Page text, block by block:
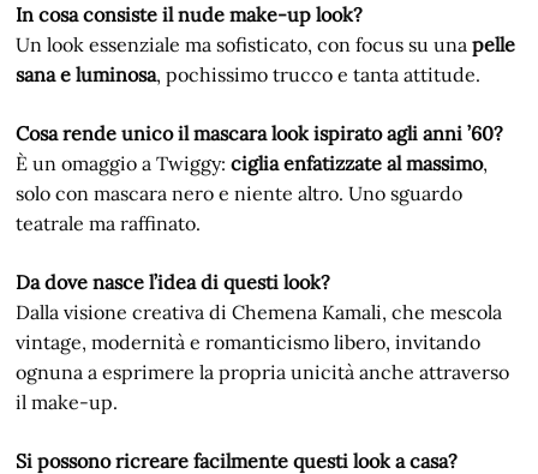
In cosa consiste il nude make-up look?
Un look essenziale ma sofisticato, con focus su unapelle
sana e luminosa, pochissimo trucco e tanta attitude.
Cosa rende unico il mascara look ispirato agli anni ’60?
È un omaggio a Twiggy:ciglia enfatizzate al massimo,
solo con mascara nero e niente altro. Uno sguardo
teatrale ma raffinato.
Da dove nasce l’idea di questi look?
Dalla visione creativa di Chemena Kamali, che mescola
vintage, modernità e romanticismo libero, invitando
ognuna a esprimere la propria unicità anche attraverso
il make-up.
Si possono ricreare facilmente questi look a casa?